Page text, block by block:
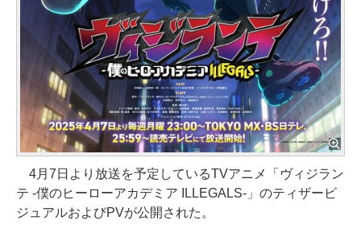
4月7日より放送を予定しているTVアニメ「ヴィジラン
テ -僕のヒーローアカデミア ILLEGALS-」のティザービ
ジュアルおよびPVが公開された。